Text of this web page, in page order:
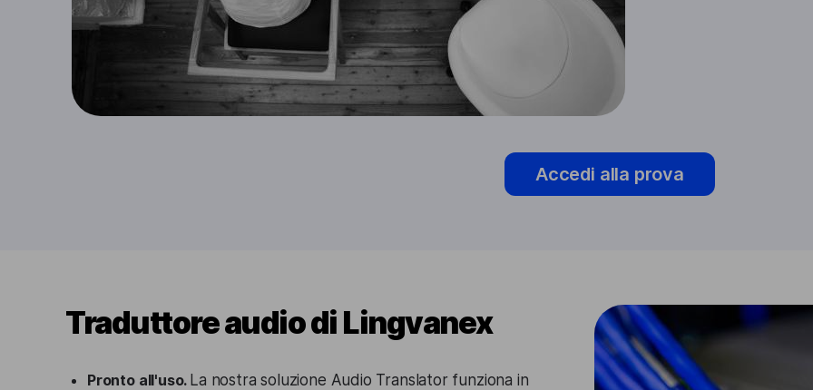
Accedi alla prova
Traduttore audio di Lingvanex
Pronto all'uso. La nostra soluzione Audio Translator funziona in